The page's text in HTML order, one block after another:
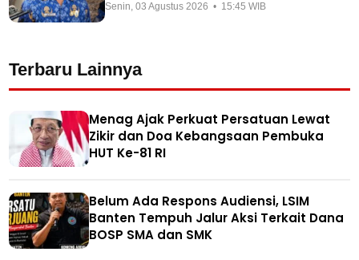
Senin, 03 Agustus 2026 • 15:45 WIB
Terbaru Lainnya
Menag Ajak Perkuat Persatuan Lewat
Zikir dan Doa Kebangsaan Pembuka
HUT Ke-81 RI
Belum Ada Respons Audiensi, LSIM
Banten Tempuh Jalur Aksi Terkait Dana
BOSP SMA dan SMK